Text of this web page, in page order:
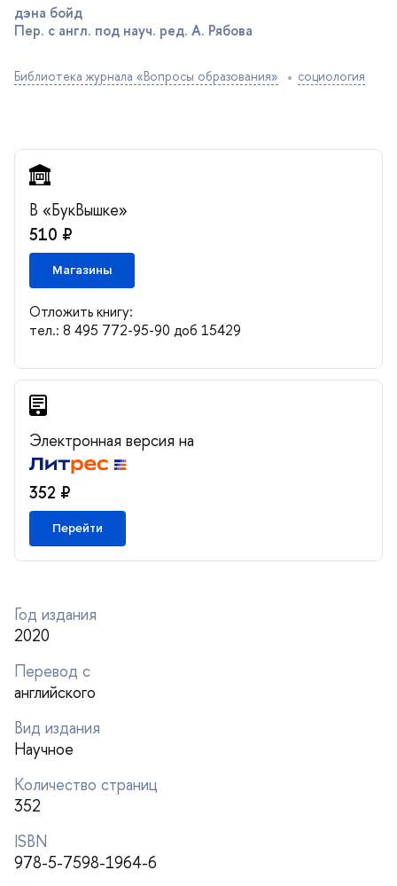
дэна бойд
Пер. с англ. под науч. ред. А. Рябова
Библиотека журнала «Вопросы образования» социология
«БукВышке»
510 ₽
Магазины
Отложить книгу:
тел.: 8 495 772-95-90 доб 15429
Электронная версия на
352 ₽
Перейти
Год издания
2020
Перевод с
английского
ид издания
Научное
Количество страниц
352
ISBN
978-5-7598-1964-6